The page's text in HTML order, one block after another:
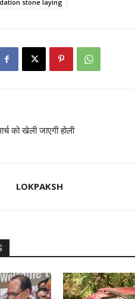
stone laying
को खेली जाएगी होली
LOKPAKSH